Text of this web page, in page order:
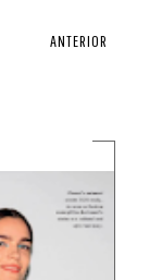
ANTERIOR